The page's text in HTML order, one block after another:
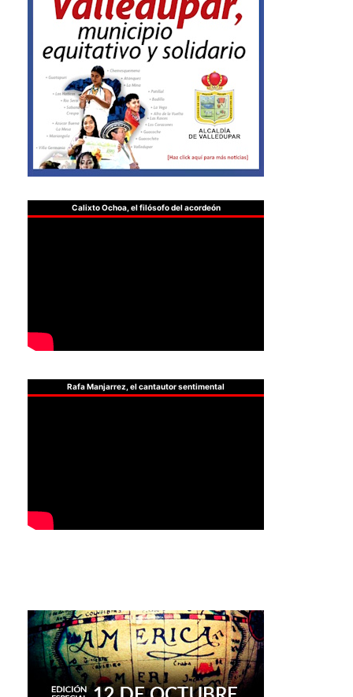
Calixto Ochoa, el filósofo del acordeón
Rafa Manjarrez, el cantautor sentimental